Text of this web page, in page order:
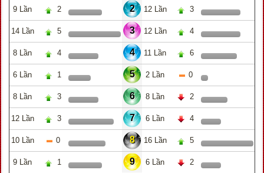
9 Lần 2 2 12 Lần 3
14 Lần 5 3 12 Lần 4
8 Lần 4 4 11 Lần 6
6 Lần 1 5 2 Lần 0
8 Lần 3 6 8 Lần 2
12 Lần 3 7 6 Lần 4
10 Lần 0 8 16 Lần 5
9 Lần 1 9 6 Lần 2